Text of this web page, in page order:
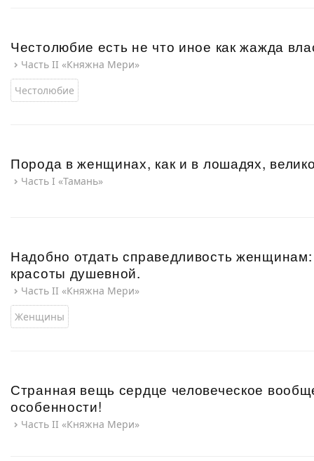
Честолюбие есть не что иное как жажда
Часть II «Княжна Мери»
Честолюбие
Порода в женщинах, как и в лошадях,
Часть I «Тамань»
Надобно отдать справедливость
красоты душевной.
Часть II «Княжна Мери»
Женщины
Странная вещь сердце человеческое
особенности!
Часть II «Княжна Мери»